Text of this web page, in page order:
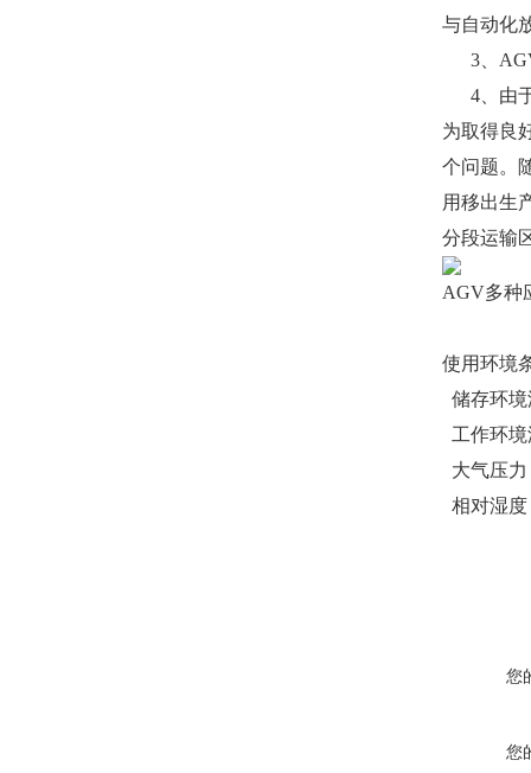
与自动化
3、AGV
4、由于
为取得良
个问题。
用移出生
分段运输
AGV多种
使用环境
储存环
工作环
大气压力
相对湿度
您
您